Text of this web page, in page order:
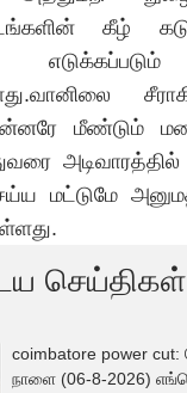
கீழ்
மீண்டும்
மட்டுமே
coimbatore power
நாளை (06-8-2026)